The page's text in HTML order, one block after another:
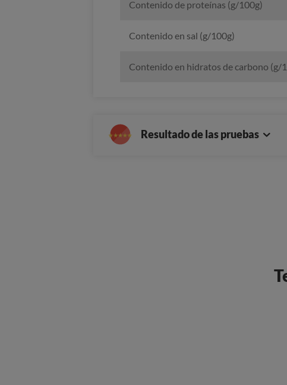
Contenido de proteínas (g/100g)
Contenido en sal (g/100g)
Contenido en hidratos de carbono (g/
Resultado de las pruebas